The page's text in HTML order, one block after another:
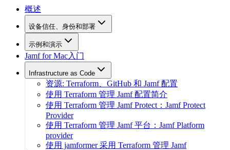
概述
设备信任、身份和部署
示例和演示
Jamf for Mac入门
Infrastructure as Code
资源: Terraform、GitHub 和 Jamf 配置
使用 Terraform 管理 Jamf 配置简介
使用 Terraform 管理 Jamf Protect：Jamf Protect
Provider
使用 Terraform 管理 Jamf 平台：Jamf Platform
provider
使用 jamformer 采用 Terraform 管理 Jamf